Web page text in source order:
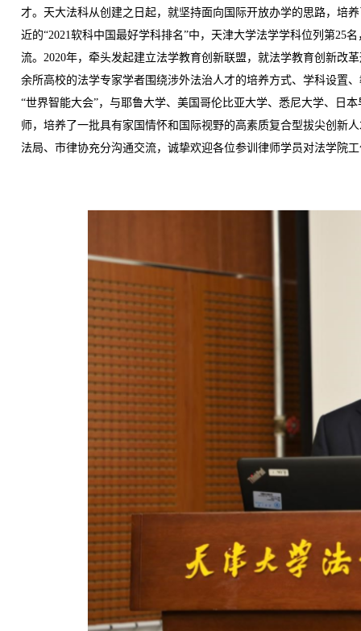
才。天大法科从创建之日起，就坚持面向国际开放办学的思路，培
近的“2021软科中国最好学科排名”中，天津大学法学学科位列第25
流。2020年，牵头发起建立法学教育创新联盟，就法学教育创新改
余所高校的法学专家学者围绕涉外法治人才的培养方式、学科设置
“世界智能大会”，与耶鲁大学、美国哥伦比亚大学、悉尼大学、日
师，培养了一批具有家国情怀和国际视野的高素质复合型拔尖创新
法局、市律协充分沟通交流，诚挚欢迎各位参训律师学员对法学院